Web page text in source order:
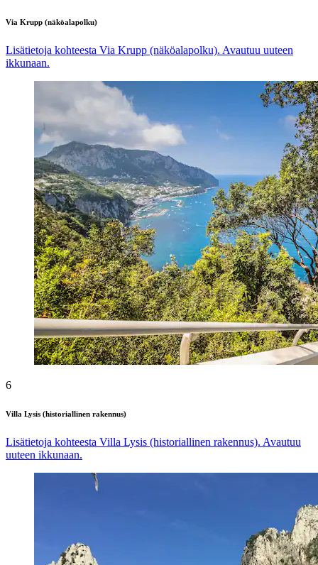
Via Krupp (näköalapolku)
Lisätietoja kohteesta Via Krupp (näköalapolku). Avautuu uuteen
ikkunaan.
6
Villa Lysis (historiallinen rakennus)
Lisätietoja kohteesta Villa Lysis (historiallinen rakennus). Avautuu
uuteen ikkunaan.